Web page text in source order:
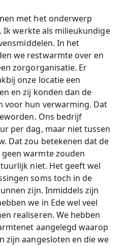
met het onderwerp
Ik werkte als milieukundige
In het
we restwarmte over en
zorgorganisatie. Er
onze locatie een
en zij konden dan de
voor hun verwarming. Dat
Ons bedrijf
per dag, maar niet tussen
Dat zou betekenen dat de
warmte zouden
niet. Het geeft wel
soms toch in de
zijn. Inmiddels zijn
we in Ede wel veel
realiseren. We hebben
aangelegd waarop
zijn aangesloten en die we